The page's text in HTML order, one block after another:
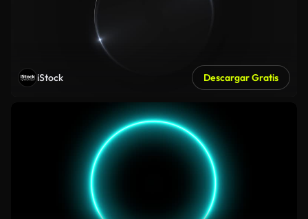
iStock Descargar Gratis